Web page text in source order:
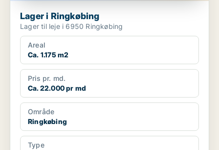
Lager i Ringkøbing
Lager til leje i 6950 Ringkøbing
Areal
Ca. 1.175 m2
Pris pr. md.
Ca. 22.000 pr md
Område
Ringkøbing
Type